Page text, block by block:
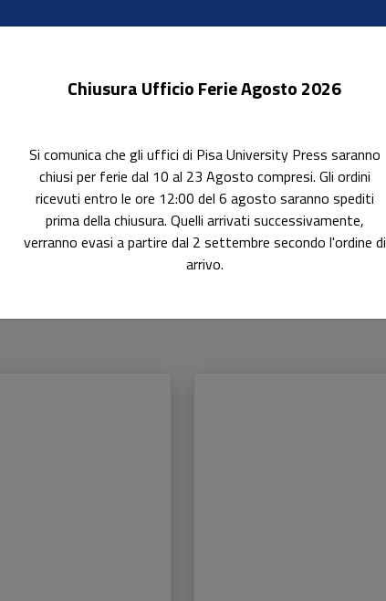
AccessibiliIn evidenzaPubblica con noi
Storia del Pensiero Politico 14/GSPS-03
GSPS-03
Chiusura Ufficio Ferie Agosto 2026
Si comunica che gli uffici di Pisa University Press saranno
chiusi per ferie dal 10 al 23 Agosto compresi. Gli ordini
ricevuti entro le ore 12:00 del 6 agosto saranno spediti
prima della chiusura. Quelli arrivati successivamente,
verranno evasi a partire dal 2 settembre secondo l'ordine di
arrivo.